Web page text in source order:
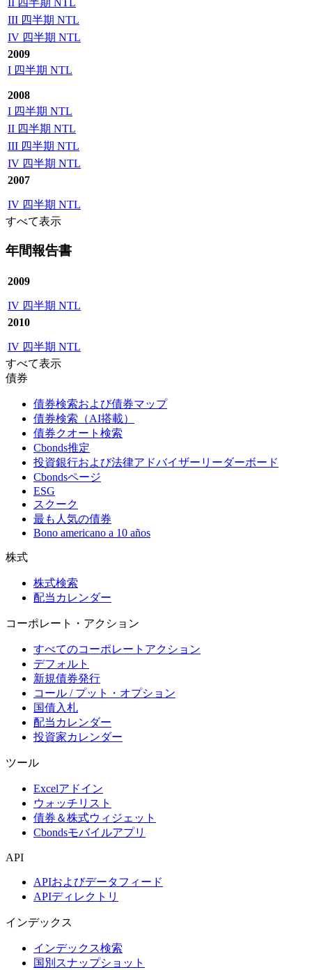
III 四半期 NTL
IV 四半期 NTL
2009
I 四半期 NTL
2008
I 四半期 NTL
II 四半期 NTL
III 四半期 NTL
IV 四半期 NTL
2007
IV 四半期 NTL
すべて表示
年間報告書
2009
IV 四半期 NTL
2010
IV 四半期 NTL
すべて表示
債券
債券検索および債券マップ
債券検索（AI搭載）
債券クオート検索
Cbonds推定
投資銀行および法律アドバイザーリーダーボード
Cbondsページ
ESG
スクーク
最も人気の債券
Bono americano a 10 años
株式
株式検索
配当カレンダー
コーポレート・アクション
すべてのコーポレートアクション
デフォルト
新規債券発行
コール / プット・オプション
国債入札
配当カレンダー
投資家カレンダー
ツール
Excelアドイン
ウォッチリスト
債券＆株式ウィジェット
Cbondsモバイルアプリ
API
APIおよびデータフィード
APIディレクトリ
インデックス
インデックス検索
国別スナップショット